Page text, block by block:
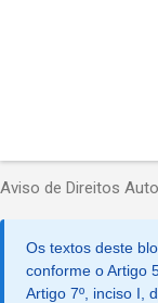
Aviso de Direitos
Os textos deste
conforme o Artigo
Artigo 7º, inciso I,